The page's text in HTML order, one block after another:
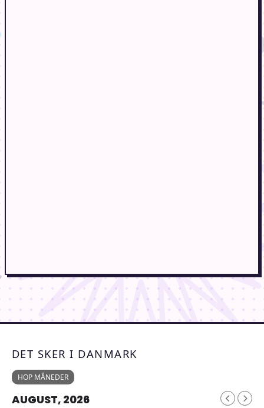
DET SKER I DANMARK
HOP MÅNEDER
AUGUST, 2026